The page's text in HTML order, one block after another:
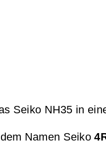
Seiko NH35 in
Namen Seiko